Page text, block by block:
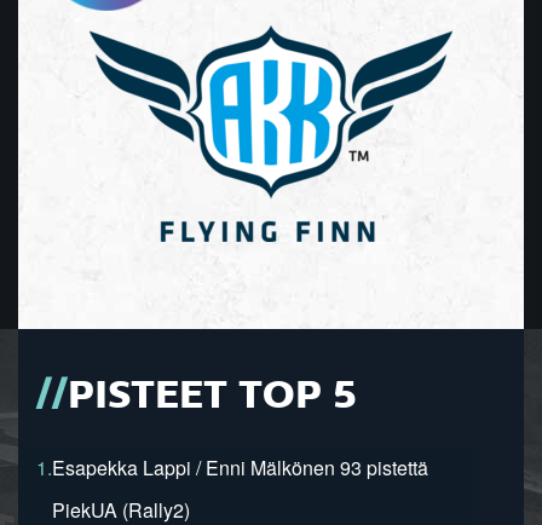
PISTEET TOP 5
1.Esapekka Lappi / Enni Mälkönen 93 pistettä
PiekUA (Rally2)